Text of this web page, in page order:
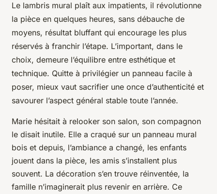
Le lambris mural plaît aux impatients, il révolutionne
la pièce en quelques heures, sans débauche de
moyens, résultat bluffant qui encourage les plus
réservés à franchir l’étape. L’important, dans le
choix, demeure l’équilibre entre esthétique et
technique. Quitte à privilégier un panneau facile à
poser, mieux vaut sacrifier une once d’authenticité et
savourer l’aspect général stable toute l’année.
Marie hésitait à relooker son salon, son compagnon
le disait inutile. Elle a craqué sur un panneau mural
bois et depuis, l’ambiance a changé, les enfants
jouent dans la pièce, les amis s’installent plus
souvent. La décoration s’en trouve réinventée, la
famille n’imaginerait plus revenir en arrière. Ce